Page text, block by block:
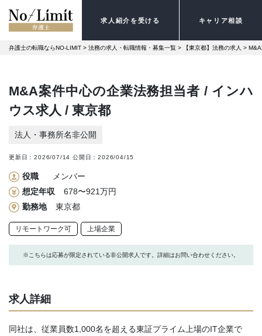
求人紹介を受ける キャリア相談
弁護士の転職ならNO-LIMIT > 法務の求人・転職情報・募集一覧 > 【東京都】法務の求人 >
M&A案件中心の企業法務担当者 / インハ
ウス求人 / 東京都
法人・事務所名非公開
更新日：2026/07/14 公開日：2026/04/15
役職
メンバー
想定年収
678〜921万円
勤務地
東京都
リモートワーク可 上場企業
※こちらは応募が限定されている非公開求人です。詳細はお問い合わせください。
求人詳細
同社は、従業員数1,000名を超える東証プライム上場のIT企業で